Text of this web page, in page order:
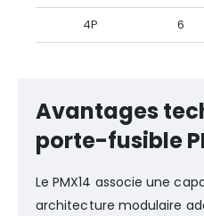
4P 6
Avantages
porte-fusible
Le PMX14 associe une
architecture modulaire